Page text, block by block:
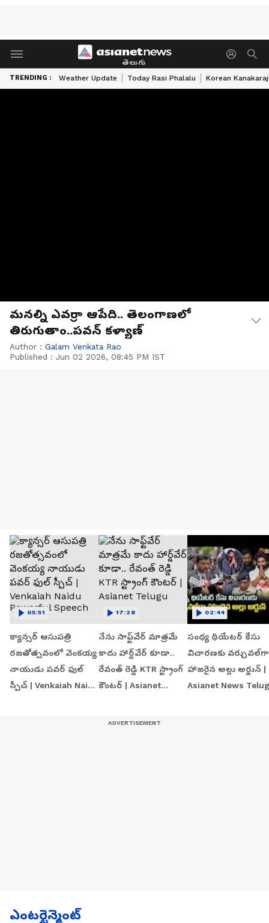
తెలుగు
TRENDING : Weather Update Today Rasi Phalalu Korean
మనల్ని ఎవర్రా ఆపేది.. తెలంగాణలో
తిరుగుతాం..పవన్ కళ్యాణ్
Author : Galam Venkata Rao
Published : Jun 02 2026, 08:45 PM IST
క్యాన్సర్ ఆసుపత్రి
రజతోత్సవంలో వెంకయ్య
నాయుడు పవర్ ఫుల్
స్పీచ్ | Venkaiah Naidu
05:51
నేను సాఫ్ట్‌వేర్ మాత్రమే
కాదు హార్డ్‌వేర్ కూడా..
రేవంత్ రెడ్డి KTR స్ట్రాంగ్
కౌంటర్ | Asianet
17:28
సంధ్య థియేటర్ కేసు
విచారణకు వర్చువల్‌గా
హాజరైన అల్లు అర్జున్ |
Asianet News
02:44
ఎంటర్టైన్మెంట్